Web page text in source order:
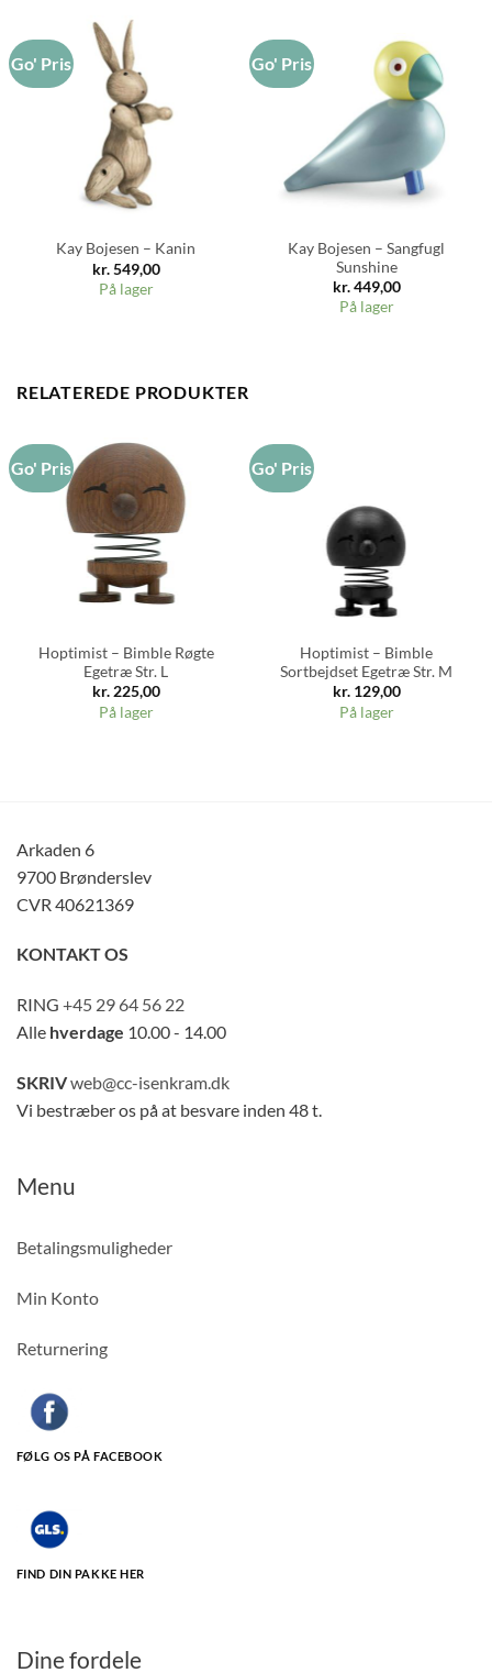
Go' Pris
Kay Bojesen – Kanin
kr.549,00
På lager
Go' Pris
Kay Bojesen – Sangfugl
Sunshine
kr.449,00
På lager
RELATEREDE PRODUKTER
Go' Pris
Hoptimist – Bimble Røgte
Egetræ Str. L
kr.225,00
På lager
Go' Pris
Hoptimist – Bimble
Sortbejdset Egetræ Str. M
kr.129,00
På lager
Arkaden 6
9700 Brønderslev
CVR 40621369
KONTAKT OS
RING +45 29 64 56 22
Alle hverdage 10.00 - 14.00
SKRIVweb@cc-isenkram.dk
Vi bestræber os på at besvare inden 48 t.
Menu
Betalingsmuligheder
Min Konto
Returnering
FØLG OS PÅ FACEBOOK
FIND DIN PAKKE HER
Dine fordele